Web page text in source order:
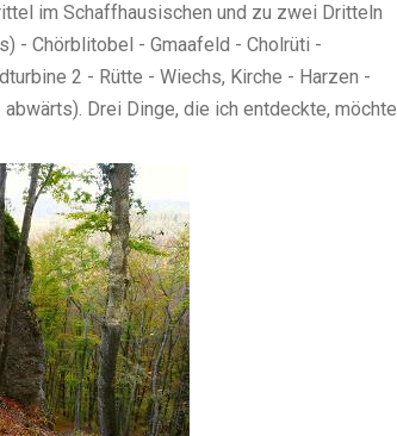
im Schaffhausischen und zu zwei Dritteln
- Chörblitobel - Gmaafeld - Cholrüti -
2 - Rütte - Wiechs, Kirche - Harzen -
Drei Dinge, die ich entdeckte, möchte